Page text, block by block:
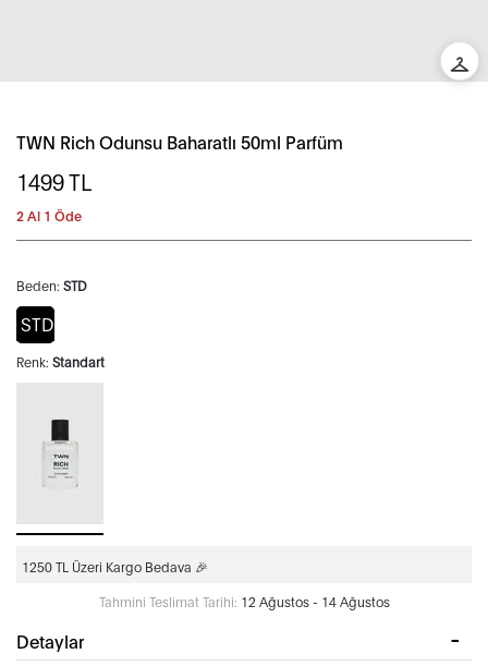
TWN Rich Odunsu Baharatlı 50ml Parfüm
1499TL
2 Al 1 Öde
Beden: STD
STD
Renk: Standart
1250 TL Üzeri Kargo Bedava 🎉
Tahmini Teslimat Tarihi: 12 Ağustos - 14 Ağustos
Detaylar